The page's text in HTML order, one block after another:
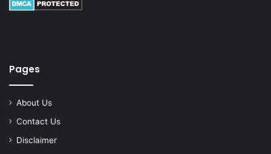
Pages
About Us
Contact Us
Disclaimer